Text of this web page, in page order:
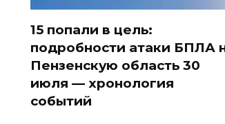
15 попали в цель:
подробности атаки БПЛА
Пензенскую область 30
июля — хронология
событий